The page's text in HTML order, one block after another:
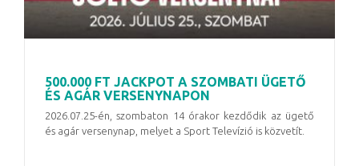
500.000 FT JACKPOT A SZOMBATI ÜGETŐ
ÉS AGÁR VERSENYNAPON
2026.07.25-én, szombaton 14 órakor kezdődik az ügető
és agár versenynap, melyet a Sport Televízió is közvetít.